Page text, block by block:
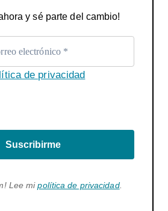
y sé parte del cambio!
de privacidad
Suscribirme
Lee mipolítica de privacidad.